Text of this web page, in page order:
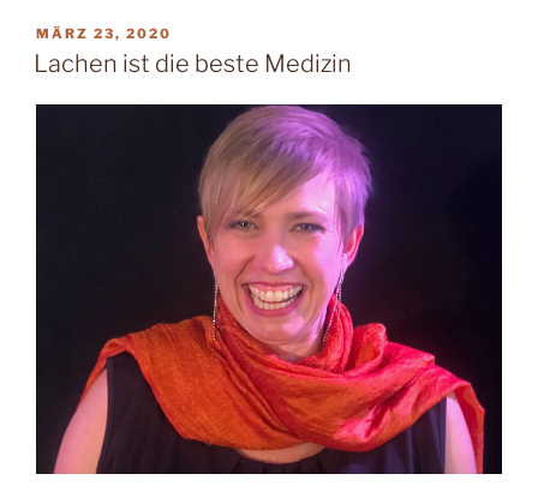
VERÖFFENTLICHT
AM
MÄRZ 23, 2020
Lachen ist die beste Medizin